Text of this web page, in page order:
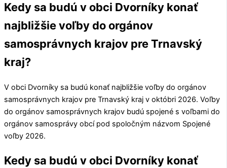
Kedy sa budú v obci Dvorníky konať
najbližšie voľby do orgánov
samosprávnych krajov pre Trnavský
kraj?
V obci Dvorníky sa budú konať najbližšie voľby do orgánov
samosprávnych krajov pre Trnavský kraj v októbri 2026. Voľby
do orgánov samosprávnych krajov budú spojené s voľbami do
orgánov samosprávy obcí pod spoločným názvom Spojené
voľby 2026.
Kedy sa budú v obci Dvorníky konať